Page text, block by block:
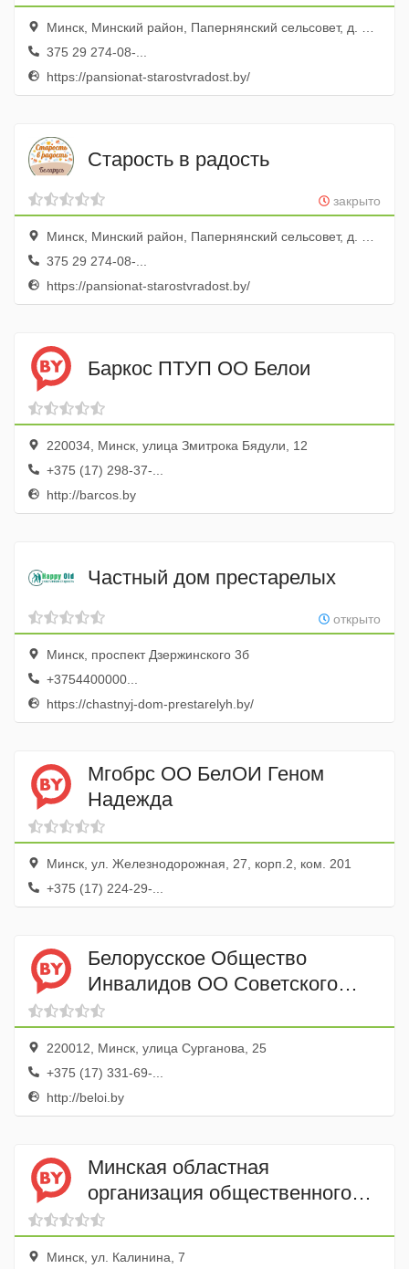
Минск, Минский район, Папернянский сельсовет, д. Цнянка, 2-й Верхний переулок, 12
375 29 274-08-...
https://pansionat-starostvradost.by/
Старость в радость
закрыто
Минск, Минский район, Папернянский сельсовет, д. Цнянка, 2-й Верхний переулок, 12
375 29 274-08-...
https://pansionat-starostvradost.by/
Баркос ПТУП ОО Белои
220034, Минск, улица Змитрока Бядули, 12
+375 (17) 298-37-...
http://barcos.by
Частный дом престарелых
открыто
Минск, проспект Дзержинского 3б
+3754400000...
https://chastnyj-dom-prestarelyh.by/
Мгобрс ОО БелОИ Геном
Надежда
Минск, ул. Железнодорожная, 27, корп.2, ком. 201
+375 (17) 224-29-...
Белорусское Общество
Инвалидов ОО Советского
района Минска
220012, Минск, улица Сурганова, 25
+375 (17) 331-69-...
http://beloi.by
Минская областная
организация общественного
объединения Белорусское
общество инвалидов
Минск, ул. Калинина, 7